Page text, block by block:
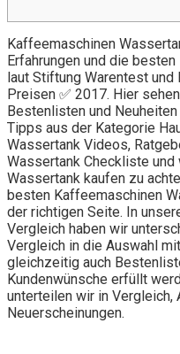
Kaffeemaschinen
Erfahrungen und die
laut Stiftung Warentest
Preisen ✅ 2017. Hier
Bestenlisten und
Tipps aus der Kategorie
Wassertank Videos,
Wassertank Checkliste
Wassertank kaufen zu
besten Kaffeemaschinen
der richtigen Seite. In
Vergleich haben wir
Vergleich in die Auswahl
gleichzeitig auch
Kundenwünsche erfüllt
unterteilen wir in Vergleich,
Neuerscheinungen.